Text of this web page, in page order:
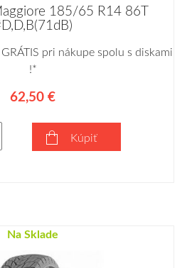
185/65 R14 86T
pri nákupe spolu s diskami
!*
62,50 €
Kúpiť
Na Sklade